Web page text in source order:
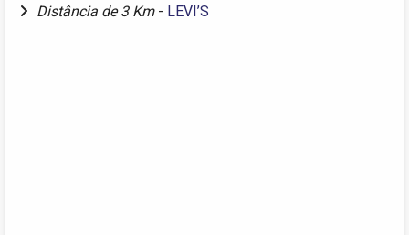
Distância de 3 Km - LEVI’S